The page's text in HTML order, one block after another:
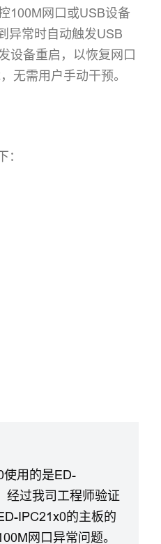
100M网口或USB设备
异常时自动触发USB
设备重启，以恢复网口
无需用户手动干预。
使用的是ED-
经过我司工程师验证
IPC21x0的主板的
网口异常问题。